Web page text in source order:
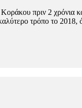
Κοράκου πριν 2 χρόνια
τρόπο το 2018,